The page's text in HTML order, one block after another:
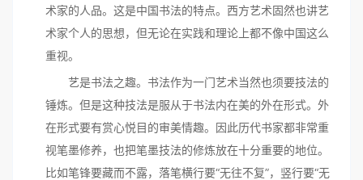
术家的人品。这是中国书法的特点。西方艺术固然也讲艺
术家个人的思想，但无论在实践和理论上都不像中国这么
重视。
艺是书法之趣。书法作为一门艺术当然也须要技法的
锤炼。但是这种技法是服从于书法内在美的外在形式。外
在形式要有赏心悦目的审美情趣。因此历代书家都非常重
视笔墨修养，也把笔墨技法的修炼放在十分重要的地位。
比如笔锋要藏而不露，落笔横行要“无往不复”，竖行要“无